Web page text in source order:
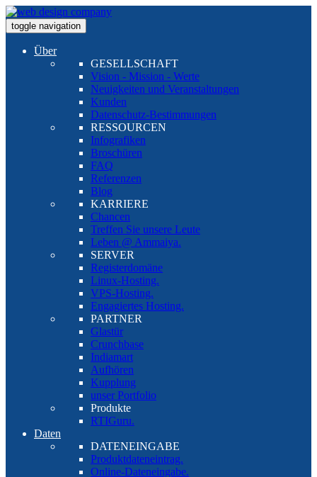
toggle navigation
Über
GESELLSCHAFT
Vision - Mission - Werte
Neuigkeiten und Veranstaltungen
Kunden
Datenschutz-Bestimmungen
RESSOURCEN
Infografiken
Broschüren
FAQ
Referenzen
Blog
KARRIERE
Chancen
Treffen Sie unsere Leute
Leben @ Ammaiya.
SERVER
Registerdomäne
Linux-Hosting.
VPS-Hosting.
Engagiertes Hosting.
PARTNER
Glastür
Crunchbase
Indiamart
Aufhören
Kupplung
unser Portfolio
Produkte
RTIGuru.
Daten
DATENEINGABE
Produktdateneintrag.
Online-Dateneingabe.